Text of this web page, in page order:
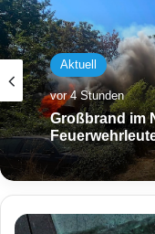
Aktuell
vor 4 Stunden
Großbrand im
T